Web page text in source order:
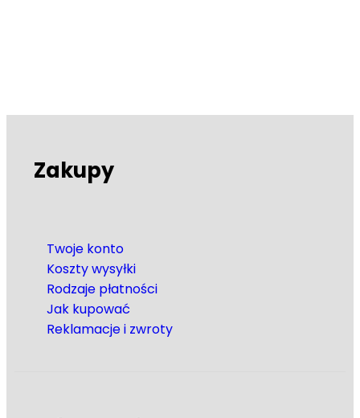
Zakupy
Twoje konto
Koszty wysyłki
Rodzaje płatności
Jak kupować
Reklamacje i zwroty